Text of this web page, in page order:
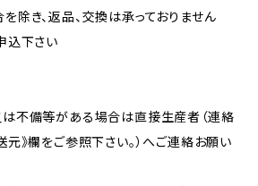
除き、返品、交換は承っておりません
込下さい
不備等がある場合は直接生産者（連絡
》欄をご参照下さい。）へご連絡お願い